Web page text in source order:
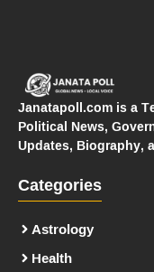
Janatapoll.com is a
Political News,
Updates, Biography,
Categories
Astrology
Health